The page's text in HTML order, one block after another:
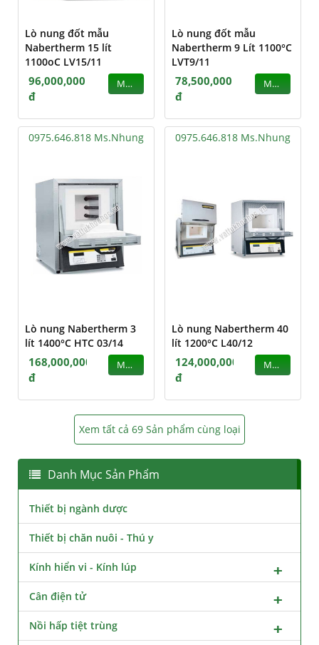
Lò nung đốt mẫu
Nabertherm 15 lít
1100oC LV15/11
96,000,000
đ
MUA
Lò nung đốt mẫu
Nabertherm 9 Lít 1100°C
LVT9/11
78,500,000
đ
MUA
0975.646.818 Ms.Nhung
Lò nung Nabertherm 3
lít 1400°C HTC 03/14
168,000,000
đ
MUA
0975.646.818 Ms.Nhung
Lò nung Nabertherm 40
lít 1200°C L40/12
124,000,000
đ
MUA
Xem tất cả 69 Sản phẩm cùng loại
Danh Mục Sản Phẩm
Thiết bị ngành dược
Thiết bị chăn nuôi - Thú y
Kính hiển vi - Kính lúp
Cân điện tử
Nồi hấp tiệt trùng